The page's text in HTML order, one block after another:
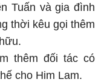
Tuấn và gia đình
thời kêu gọi thêm
thêm đối tác có
cho Him Lam.